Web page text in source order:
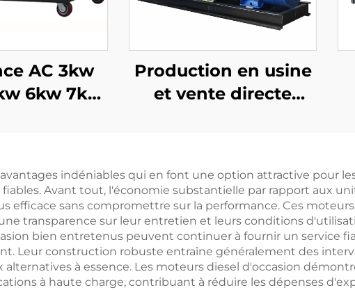
AC 3kw
6kw 7kw
Production en usine
et vente directe
Ricardo
indéniables qui en font une option attractive pour
Avant tout, l'économie substantielle par rapport aux
efficace sans compromettre sur la performance. Ces
transparence sur leur entretien et leurs conditions
bien entretenus peuvent continuer à fournir un service
Leur construction robuste entraîne généralement des
à essence. Les moteurs diesel d'occasion
à haute charge, contribuant à réduire les dépenses